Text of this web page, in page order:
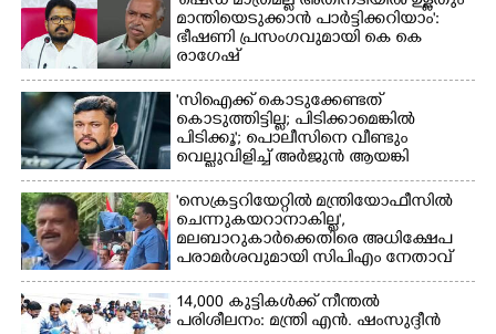
മാന്തിയെടുക്കാൻ പാർട്ടിക്കറിയാം':
ഭീഷണി പ്രസംഗവുമായി കെ കെ
രാഗേഷ്
'സിഐക്ക് കൊടുക്കേണ്ടത്
കൊടുത്തിട്ടില്ല; പിടിക്കാമെങ്കിൽ
പിടിക്കൂ'; പൊലീസിനെ വീണ്ടും
വെല്ലുവിളിച്ച് അർജുൻ ആയങ്കി
'സെക്രട്ടറിയേറ്റിൽ മന്ത്രിയോഫീസിൽ
ചെന്നുകയറാനാകില്ല',
മലബാറുകാർക്കെതിരെ അധിക്ഷേപ
പരാമർശവുമായി സിപിഎം നേതാവ്‌
14,000 കുട്ടികൾക്ക് നീന്തൽ
പരിശീലനം: മന്ത്രി എൻ. ഷംസുദ്ദീൻ